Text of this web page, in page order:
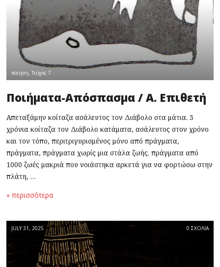
ποίηση,Τεύχος 7
Ποιήματα-Απόσπασμα / Α. Επιθετή
Απεταξάμην κοίταζα ασάλευτος τον Διάβολο στα μάτια. 3
χρόνια κοίταζα τον Διάβολο κατάματα, ασάλευτος στον χρόνο
και τον τόπο, περιτριγυρισμένος μόνο από πράγματα,
πράγματα, πράγματα χωρίς μια στάλα ζωής. πράγματα από
1000 ζωές μακριά που νοιάστηκα αρκετά για να φορτώσω στην
πλάτη, …
» περισσότερα
JULY 31, 2025 0 ΣΧΟΛΙΑ